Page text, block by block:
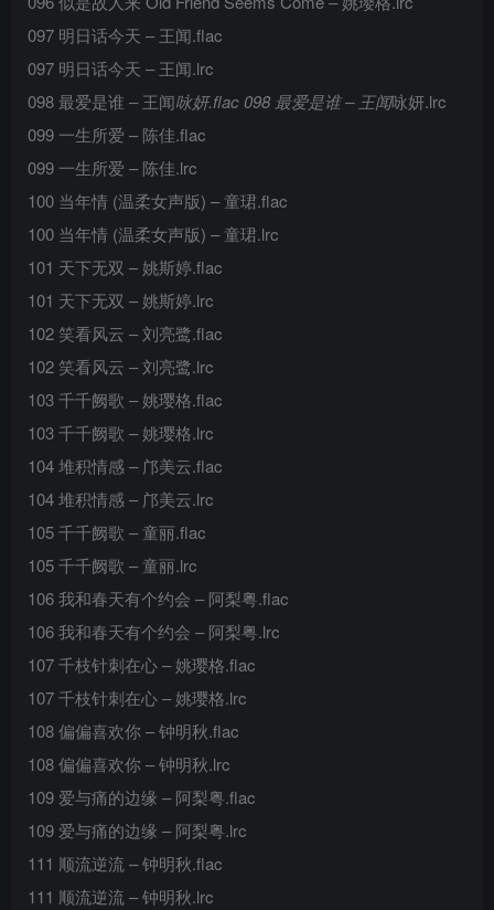
097 明日话今天 – 王闻.flac
097 明日话今天 – 王闻.lrc
098 最爱是谁 – 王闻咏妍.flac 098 最爱是谁 – 王闻咏妍.lrc
099 一生所爱 – 陈佳.flac
099 一生所爱 – 陈佳.lrc
100 当年情 (温柔女声版) – 童珺.flac
100 当年情 (温柔女声版) – 童珺.lrc
101 天下无双 – 姚斯婷.flac
101 天下无双 – 姚斯婷.lrc
102 笑看风云 – 刘亮鹭.flac
102 笑看风云 – 刘亮鹭.lrc
103 千千阙歌 – 姚璎格.flac
103 千千阙歌 – 姚璎格.lrc
104 堆积情感 – 邝美云.flac
104 堆积情感 – 邝美云.lrc
105 千千阙歌 – 童丽.flac
105 千千阙歌 – 童丽.lrc
106 我和春天有个约会 – 阿梨粤.flac
106 我和春天有个约会 – 阿梨粤.lrc
107 千枝针刺在心 – 姚璎格.flac
107 千枝针刺在心 – 姚璎格.lrc
108 偏偏喜欢你 – 钟明秋.flac
108 偏偏喜欢你 – 钟明秋.lrc
109 爱与痛的边缘 – 阿梨粤.flac
109 爱与痛的边缘 – 阿梨粤.lrc
111 顺流逆流 – 钟明秋.flac
111 顺流逆流 – 钟明秋.lrc